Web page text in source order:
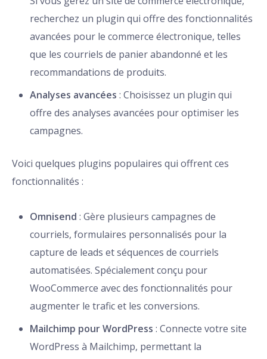
recherchez un plugin qui offre des fonctionnalités
avancées pour le commerce électronique, telles
que les courriels de panier abandonné et les
recommandations de produits.
Analyses avancées : Choisissez un plugin qui
offre des analyses avancées pour optimiser les
campagnes.
Voici quelques plugins populaires qui offrent ces
fonctionnalités :
Omnisend : Gère plusieurs campagnes de
courriels, formulaires personnalisés pour la
capture de leads et séquences de courriels
automatisées. Spécialement conçu pour
WooCommerce avec des fonctionnalités pour
augmenter le trafic et les conversions.
Mailchimp pour WordPress : Connecte votre site
WordPress à Mailchimp, permettant la